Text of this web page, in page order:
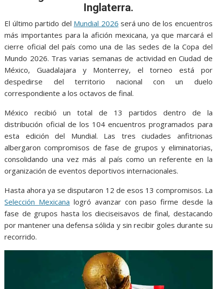
o
k
p
p
g
er
m
Inglaterra.
El último partido del Mundial 2026 será uno de los encuentros
más importantes para la afición mexicana, ya que marcará el
cierre oficial del país como una de las sedes de la Copa del
Mundo 2026. Tras varias semanas de actividad en Ciudad de
México, Guadalajara y Monterrey, el torneo está por
despedirse del territorio nacional con un duelo
correspondiente a los octavos de final.
México recibió un total de 13 partidos dentro de la
distribución oficial de los 104 encuentros programados para
esta edición del Mundial. Las tres ciudades anfitrionas
albergaron compromisos de fase de grupos y eliminatorias,
consolidando una vez más al país como un referente en la
organización de eventos deportivos internacionales.
Hasta ahora ya se disputaron 12 de esos 13 compromisos. La
Selección Mexicana logró avanzar con paso firme desde la
fase de grupos hasta los dieciseisavos de final, destacando
por mantener una defensa sólida y sin recibir goles durante su
recorrido.